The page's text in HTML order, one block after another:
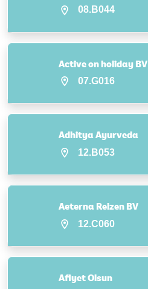
08.B044
Active on holiday BV
07.G016
Adhitya Ayurveda
12.B053
Aeterna Reizen BV
12.C060
Afiyet Olsun